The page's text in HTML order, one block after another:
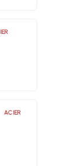
ACIER